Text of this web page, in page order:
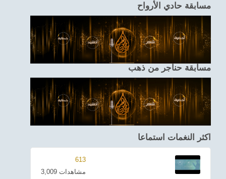
مسابقة حادي الأرواح
مسابقة حناجر من ذهب
اكثر النغمات استماعا
613
3,009 مشاهدات